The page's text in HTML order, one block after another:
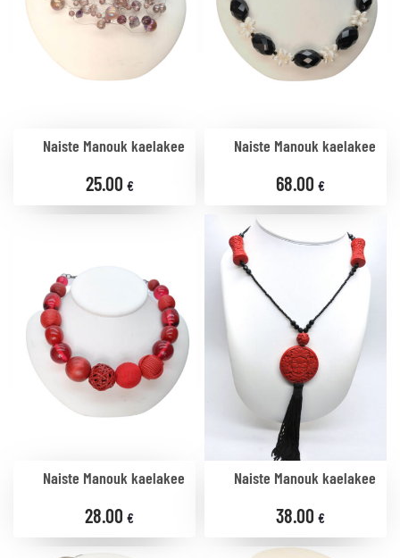
Naiste Manouk kaelakee
25.00 €
Naiste Manouk kaelakee
68.00 €
Naiste Manouk kaelakee
28.00 €
Naiste Manouk kaelakee
38.00 €